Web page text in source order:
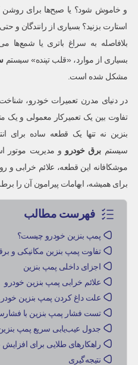
و خاموش شود؟ یا صبح‌ها برای روشن
استارت بزنید؟ بسیاری از رانندگان و
بلافاصله به سراغ باتری یا شمع‌ها
بسیاری از موارد، «قلب تپنده» سیستم
مشکل شده است.
در دنیای مدرن تعمیرات خودرو،
تفاوت بین یک تعمیرکار معمولی و
بنزین نه تنها یک قطعه ساده برای
سیستمبرق خودرو و مدیریت موتور
موشکافانه این قطعه، علائم خرابی و
برای همیشه، ابهامات پیرامون آن را
فهرست مطالب
پمپ بنزین خودرو چیست؟
تفاوت پمپ بنزین مکانیکی و
اجزای داخلی پمپ بنزین
علائم خرابی پمپ بنزین خودرو
علت داغ کردن پمپ بنزین
تست فشار پمپ بنزین با
جدول عیب‌یابی سریع پمپ
راهکارهای طلایی برای
نتیجه‌گیری